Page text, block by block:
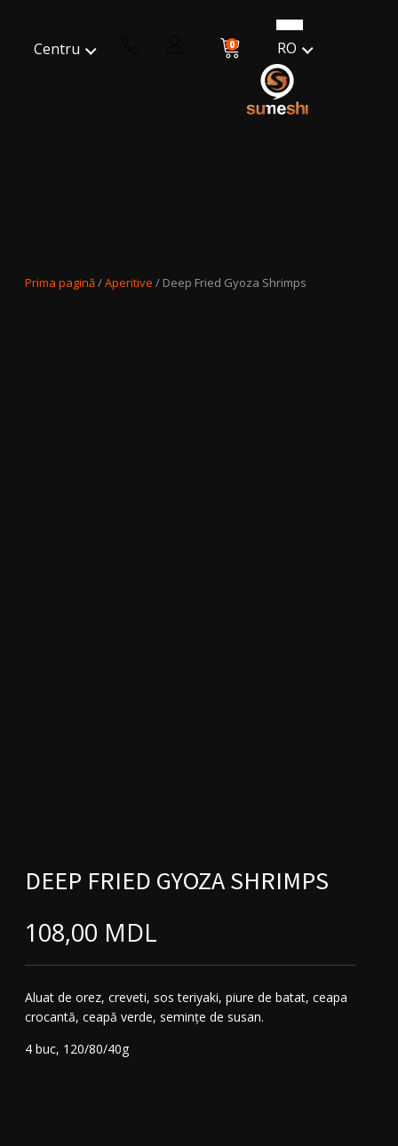
Centru 0 RO
Prima pagină/Aperitive / Deep Fried Gyoza Shrimps
DEEP FRIED GYOZA SHRIMPS
108,00 MDL
Aluat de orez, creveti, sos teriyaki, piure de batat, ceapa
crocantă, ceapă verde, semințe de susan.
4 buc, 120/80/40g